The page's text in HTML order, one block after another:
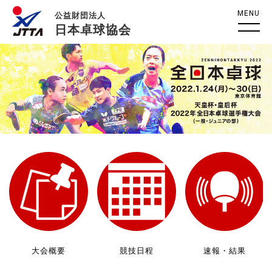
公益財団法人
日本卓球協会
MENU
大会概要 競技日程 速報・結果